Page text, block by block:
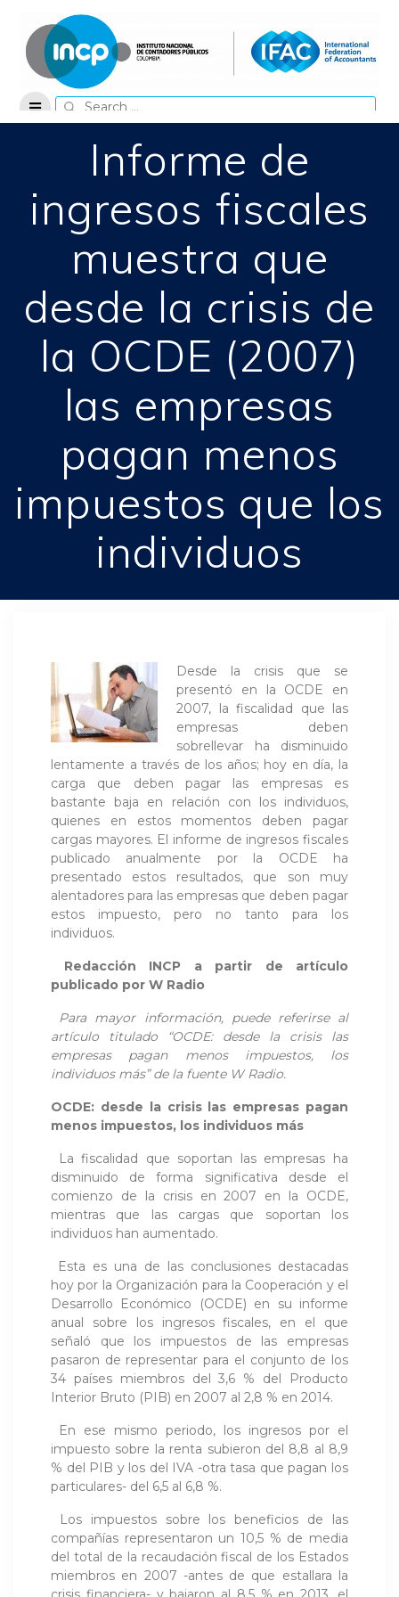
content
Search
for:
Informe de
ingresos fiscales
muestra que
desde la crisis de
la OCDE (2007)
las empresas
pagan menos
impuestos que los
individuos
Desde la crisis que se
presentó en la OCDE en
2007, la fiscalidad que las
empresas deben
sobrellevar ha disminuido
lentamente a través de los años; hoy en día, la
carga que deben pagar las empresas es
bastante baja en relación con los individuos,
quienes en estos momentos deben pagar
cargas mayores. El informe de ingresos fiscales
publicado anualmente por la OCDE ha
presentado estos resultados, que son muy
alentadores para las empresas que deben pagar
estos impuesto, pero no tanto para los
individuos.
Redacción INCP a partir de artículo
publicado por W Radio
Para mayor información, puede referirse al
artículo titulado “OCDE: desde la crisis las
empresas pagan menos impuestos, los
individuos más” de la fuente W Radio.
OCDE: desde la crisis las empresas pagan
menos impuestos, los individuos más
La fiscalidad que soportan las empresas ha
disminuido de forma significativa desde el
comienzo de la crisis en 2007 en la OCDE,
mientras que las cargas que soportan los
individuos han aumentado.
Esta es una de las conclusiones destacadas
hoy por la Organización para la Cooperación y el
Desarrollo Económico (OCDE) en su informe
anual sobre los ingresos fiscales, en el que
señaló que los impuestos de las empresas
pasaron de representar para el conjunto de los
34 países miembros del 3,6 % del Producto
Interior Bruto (PIB) en 2007 al 2,8 % en 2014.
En ese mismo periodo, los ingresos por el
impuesto sobre la renta subieron del 8,8 al 8,9
% del PIB y los del IVA -otra tasa que pagan los
particulares- del 6,5 al 6,8 %.
Los impuestos sobre los beneficios de las
compañías representaron un 10,5 % de media
del total de la recaudación fiscal de los Estados
miembros en 2007 -antes de que estallara la